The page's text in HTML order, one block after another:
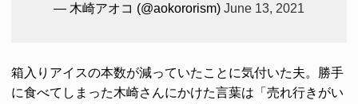
— 木崎アオコ (@aokororism) June 13, 2021
箱入りアイスの本数が減っていたことに気付いた夫。勝手
に食べてしまった木崎さんにかけた言葉は「売れ行きがい